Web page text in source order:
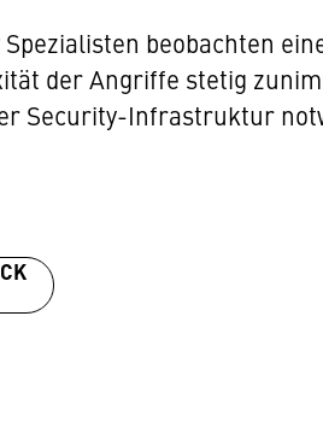
beobachten
der Angriffe stetig
Security-Infrastruktur